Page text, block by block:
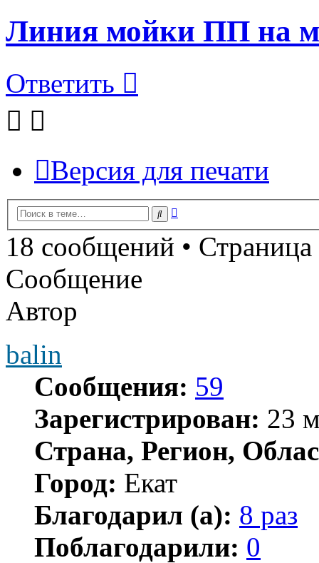
Линия мойки ПП на
Ответить
Версия для печати
Поиск
18 сообщений • Страница
Сообщение
Автор
balin
Сообщения: 59
Зарегистрирован: 23
Страна, Регион,
Город: Екат
Благодарил (а): 8 раз
Поблагодарили: 0